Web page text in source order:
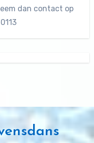
dan contact op